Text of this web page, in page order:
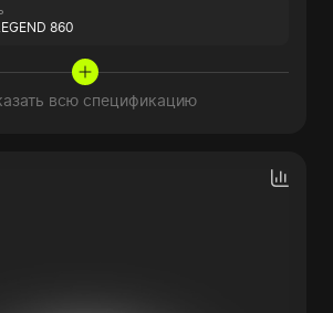
860
всю спецификацию